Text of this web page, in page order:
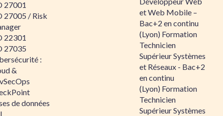
27001
27005 / Risk
22301
27035
:
&
de données
et Web Mobile –
Bac+2 en continu
(Lyon) Formation
Technicien
Supérieur Systèmes
et Réseaux - Bac+2
en continu
(Lyon) Formation
Technicien
Supérieur Systèmes